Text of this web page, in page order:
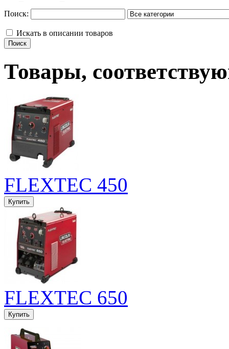
Поиск:
Искать в описании товаров
Товары,
FLEXTEC 450
FLEXTEC 650